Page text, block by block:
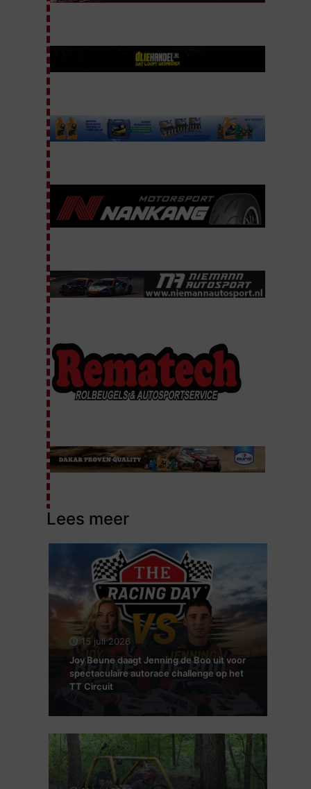
Lees meer
15 juli 2026
Joy Beune daagt Jenning de Boo uit voor
spectaculaire autorace challenge op het
TT Circuit